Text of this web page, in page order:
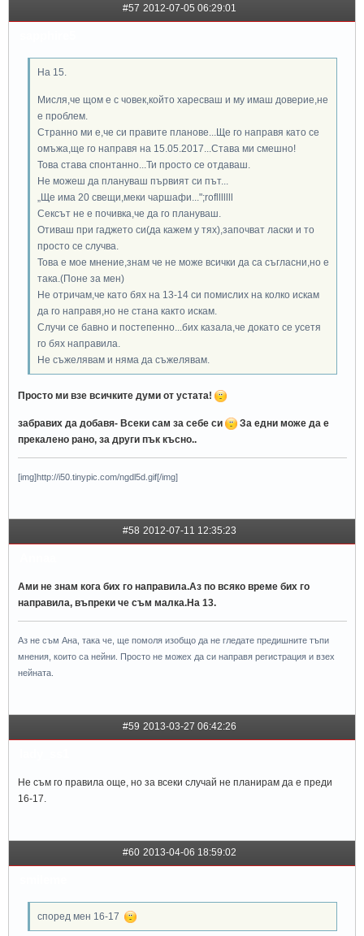
#57 2012-07-05 06:29:01
На 15.
Мисля,че щом е с човек,който харесваш и му имаш доверие,не
е проблем.
Странно ми е,че си правите планове...Ще го направя като се
омъжа,ще го направя на 15.05.2017...Става ми смешно!
Това става спонтанно...Ти просто се отдаваш.
Не можеш да плануваш първият си път...
„Ще има 20 свещи,меки чаршафи...";roflllllll
Сексът не е почивка,че да го плануваш.
Отиваш при гаджето си(да кажем у тях),започват ласки и то
просто се случва.
Това е мое мнение,знам че не може всички да са съгласни,но е
така.(Поне за мен)
Не отричам,че като бях на 13-14 си помислих на колко искам
да го направя,но не стана както искам.
Случи се бавно и постепенно...бих казала,че докато се усетя
го бях направила.
Не съжелявам и няма да съжелявам.
Просто ми взе всичките думи от устата!
забравих да добавя- Всеки сам за себе си
За едни може да е
прекалено рано, за други пък късно..
[img]http://i50.tinypic.com/ngdl5d.gif[/img]
#58 2012-07-11 12:35:23
Ами не знам кога бих го направила.Аз по всяко време бих го
направила, въпреки че съм малка.На 13.
Аз не съм Ана, така че, ще помоля изобщо да не гледате предишните тъпи
мнения, които са нейни. Просто не можех да си направя регистрация и взех
нейната.
#59 2013-03-27 06:42:26
Не съм го правила още, но за всеки случай не планирам да е преди
16-17.
#60 2013-04-06 18:59:02
според мен 16-17